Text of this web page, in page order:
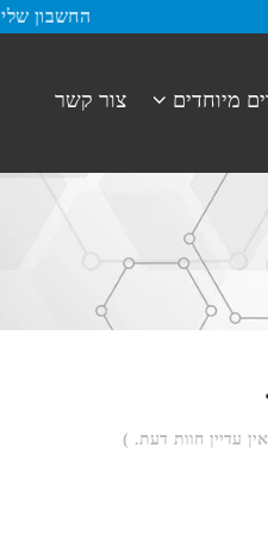
החשבון שלי
מיוחדים צור קשר
עדיין חוות דעת. )